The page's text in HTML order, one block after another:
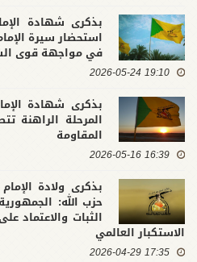
بذكرى شهادة
استحضار سيرة
في مواجهة قوى
19:10 2026-05-24
بذكرى شهادة
المرحلة الراهنة
المقاومة
16:39 2026-05-16
بذكرى ولادة
حزب الله:
الثبات
الاستكبار العالمي
17:35 2026-04-29